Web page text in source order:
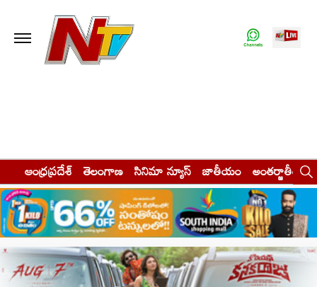
ఆంధ్రప్రదేశ్ తెలంగాణ సినిమా న్యూస్ జాతీయం అంతర్జాతీయం